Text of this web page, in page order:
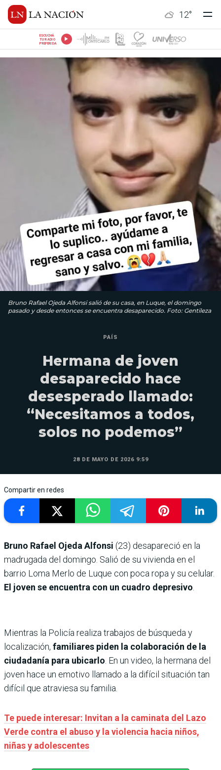
12°
ESCUCHÁ
TU RADIO
PREFERIDA
Bruno Rafael Ojeda Alfonsi salió de su casa, en Luque, el domingo
pasado y desde entonces se encuentra desaparecido. Foto: Gentileza
PAÍS
Hermana de joven
desaparecido hace
desesperado llamado:
“Necesitamos a todos,
solos no podemos”
28 DE MAYO DE 2026 9:59
Compartir en redes
Bruno Rafael Ojeda Alfonsi (23) desapareció en la
madrugada del domingo. Salió de su vivienda en el
barrio Loma Merlo de Luque con poca ropa y su celular.
El joven se encuentra con un cuadro depresivo
Mientras la Policía realiza trabajos de búsqueda y
localización, familiares piden la colaboración de la
ciudadanía para ubicarlo . En un video, la hermana del
joven hace un emotivo llamado a la difícil situación tan
difícil que atraviesa su familia.
Te puede interesar: Invitan a la caminata del Lazo
Verde contra el abuso y la violencia hacia niños,
niñas y adolescentes